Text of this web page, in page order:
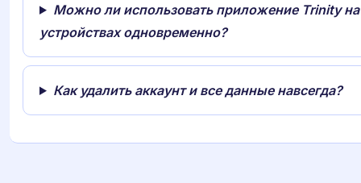
Можно ли использовать приложение Trinity на
устройствах одновременно?
Как удалить аккаунт и все данные навсегда?